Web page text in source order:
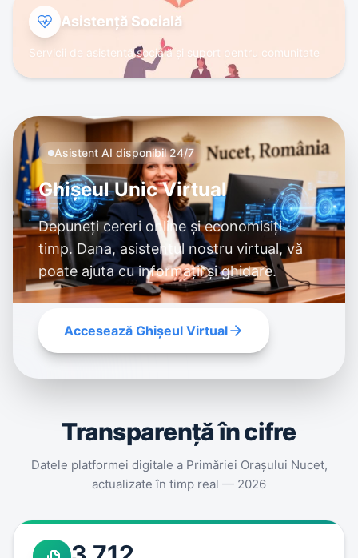
Asistență Socială
Servicii de asistență socială și suport pentru comunitate
Asistent AI disponibil 24/7
Ghișeul Unic Virtual
Depuneți cereri online și economisiți
timp. Dana, asistentul nostru virtual, vă
poate ajuta cu informații și ghidare.
Accesează Ghișeul Virtual
Transparenţă în cifre
Datele platformei digitale a Primăriei Oraşului Nucet,
actualizate în timp real — 2026